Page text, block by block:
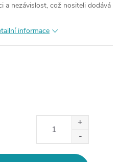
a nezávislost, což nositeli dodává
informace